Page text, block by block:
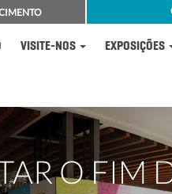
VISITE-NOS EXPOSIÇÕES
O FIM